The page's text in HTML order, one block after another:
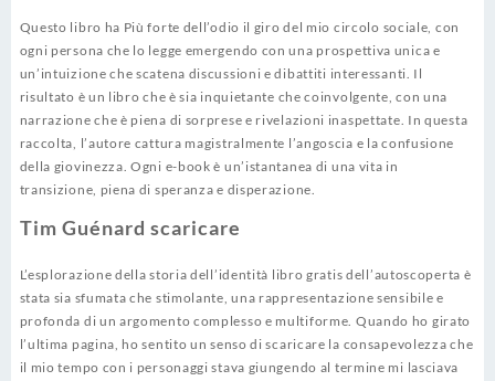
Questo libro ha Più forte dell’odio il giro del mio circolo sociale, con
ogni persona che lo legge emergendo con una prospettiva unica e
un’intuizione che scatena discussioni e dibattiti interessanti. Il
risultato è un libro che è sia inquietante che coinvolgente, con una
narrazione che è piena di sorprese e rivelazioni inaspettate. In questa
raccolta, l’autore cattura magistralmente l’angoscia e la confusione
della giovinezza. Ogni e-book è un’istantanea di una vita in
transizione, piena di speranza e disperazione.
Tim Guénard scaricare
L’esplorazione della storia dell’identità libro gratis dell’autoscoperta è
stata sia sfumata che stimolante, una rappresentazione sensibile e
profonda di un argomento complesso e multiforme. Quando ho girato
l’ultima pagina, ho sentito un senso di scaricare la consapevolezza che
il mio tempo con i personaggi stava giungendo al termine mi lasciava